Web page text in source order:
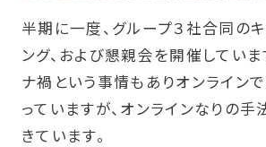
半期に一度、グループ３社合同のキ
ング、および懇親会を開催してい
ナ禍という事情もありオンライン
っていますが、オンラインなりの
きています。